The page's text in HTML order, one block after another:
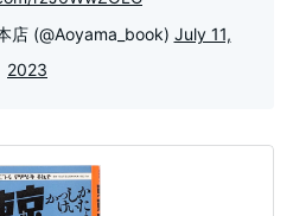
店 (@Aoyama_book) July 11,
2023